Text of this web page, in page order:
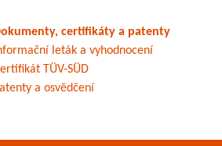
certifikáty a patenty
leták a vyhodnocení
TÜV-SÜD
a osvědčení